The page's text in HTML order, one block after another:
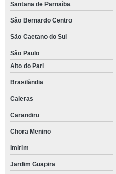
Santana de Parnaíba
São Bernardo Centro
São Caetano do Sul
São Paulo
Alto do Pari
Brasilândia
Caieras
Carandiru
Chora Menino
Imirim
Jardim Guapira